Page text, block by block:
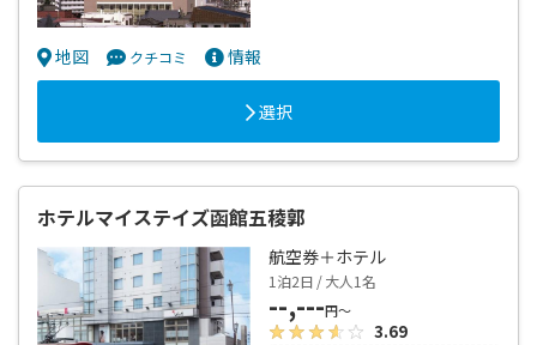
地図 クチコミ 情報
選択
ホテルマイステイズ函館五稜郭
航空券＋ホテル
1泊2日 / 大人1名
--,---円～
3.69